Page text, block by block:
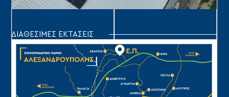
ΔΙΑΘΕΣΙΜΕΣ ΕΚΤΑΣΕΙΣ